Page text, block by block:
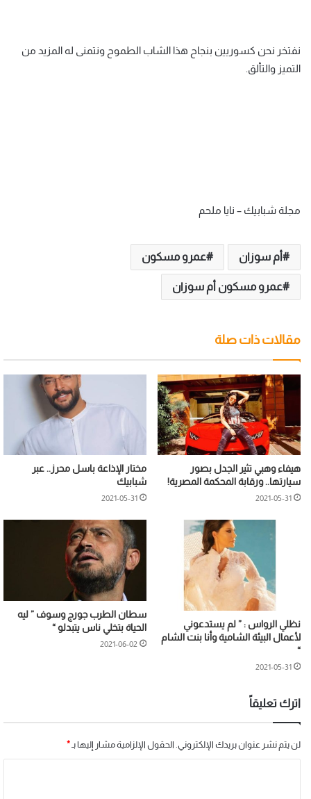
نفتخر نحن كسوريين بنجاح هذا الشاب الطموح ونتمنى له المزيد من
التميز والتألق.
مجلة شبابيك – نايا ملحم
أم سوزان عمرو مسكون
عمرو مسكون أم سوزان
مقالات ذات صلة
هيفاء وهبي تثير الجدل بصور
سيارتها.. ورقابة المحكمة المصرية!
2021-05-31
مختار الإذاعة باسل محرز.. عبر
شبابيك
2021-05-31
نظلي الرواس : ” لم يستدعوني
لأعمال البيئة الشامية وأنا بنت الشام
“
2021-05-31
سطان الطرب جورج وسوف ” ليه
الحياة بتخلي ناس يتبدلو “
2021-06-02
اترك تعليقاً
لن يتم نشر عنوان بريدك الإلكتروني. الحقول الإلزامية مشار إليها بـ*